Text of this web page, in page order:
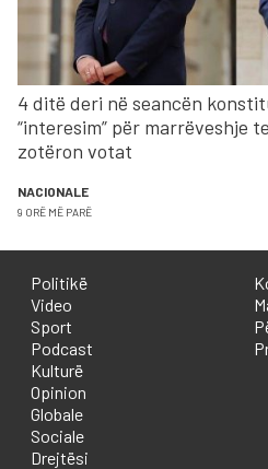
4 ditë deri në seancën
“interesim” për marrëveshje
zotëron votat
NACIONALE
9 ORË MË PARË
Politikë
Video
Sport
Podcast
Kulturë
Opinion
Globale
Sociale
Drejtësi